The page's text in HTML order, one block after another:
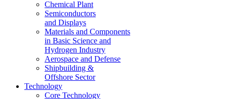
Chemical Plant
Semiconductors
and Displays
Materials and Components
in Basic Science and
Hydrogen Industry
Aerospace and Defense
Shipbuilding &
Offshore Sector
Technology
Core Technology